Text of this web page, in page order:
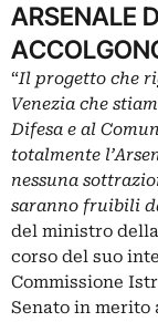
ARSENALE
“Il progetto che
Venezia che
Difesa e al
totalmente
nessuna
saranno fruibili
del ministro
corso del suo
Commissione
Senato in merito